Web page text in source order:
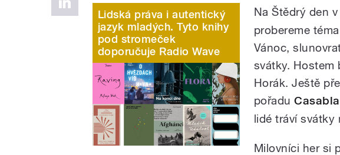
Lidská práva i autentický
jazyk mladých. Tyto knihy
pod stromeček
doporučuje Radio Wave
Na Štědrý den
probereme
Vánoc,
svátky. Hostem
Horák.Ještě
pořadu
lidé tráví svátky
Milovníci her si